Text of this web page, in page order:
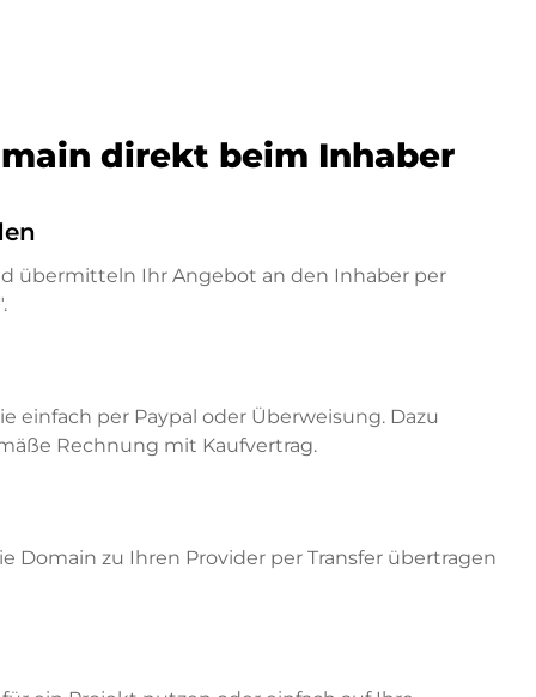
direkt beim Inhaber
übermitteln Ihr Angebot an den Inhaber per
einfach per Paypal oder Überweisung. Dazu
Rechnung mit Kaufvertrag.
Domain zu Ihren Provider per Transfer übertragen